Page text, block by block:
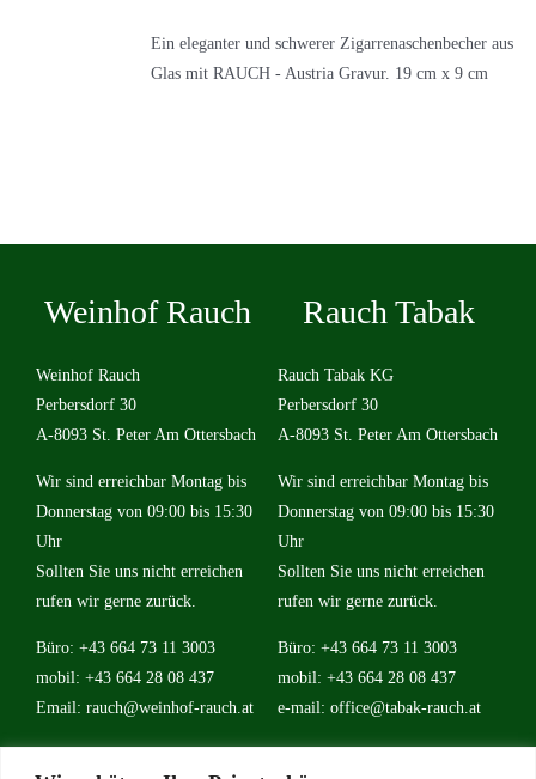
Ein eleganter und schwerer Zigarrenaschenbecher aus
Glas mit RAUCH - Austria Gravur. 19 cm x 9 cm
Weinhof Rauch
Weinhof Rauch
Perbersdorf 30
A-8093 St. Peter Am Ottersbach
Wir sind erreichbar Montag bis
Donnerstag von 09:00 bis 15:30
Uhr
Sollten Sie uns nicht erreichen
rufen wir gerne zurück.
Büro: +43 664 73 11 3003
mobil: +43 664 28 08 437
Email: rauch@weinhof-rauch.at
Rauch Tabak
Rauch Tabak KG
Perbersdorf 30
A-8093 St. Peter Am Ottersbach
Wir sind erreichbar Montag bis
Donnerstag von 09:00 bis 15:30
Uhr
Sollten Sie uns nicht erreichen
rufen wir gerne zurück.
Büro: +43 664 73 11 3003
mobil: +43 664 28 08 437
e-mail: office@tabak-rauch.at